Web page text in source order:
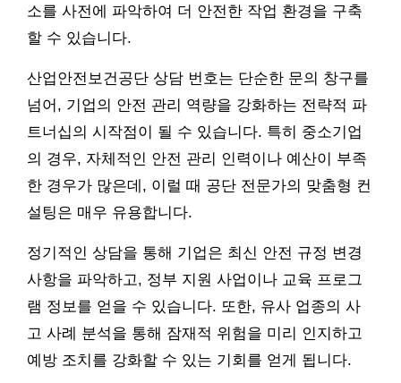
소를 사전에 파악하여 더 안전한 작업 환경을 구축
할 수 있습니다.
산업안전보건공단 상담 번호는 단순한 문의 창구를
넘어, 기업의 안전 관리 역량을 강화하는 전략적 파
트너십의 시작점이 될 수 있습니다. 특히 중소기업
의 경우, 자체적인 안전 관리 인력이나 예산이 부족
한 경우가 많은데, 이럴 때 공단 전문가의 맞춤형 컨
설팅은 매우 유용합니다.
정기적인 상담을 통해 기업은 최신 안전 규정 변경
사항을 파악하고, 정부 지원 사업이나 교육 프로그
램 정보를 얻을 수 있습니다. 또한, 유사 업종의 사
고 사례 분석을 통해 잠재적 위험을 미리 인지하고
예방 조치를 강화할 수 있는 기회를 얻게 됩니다.